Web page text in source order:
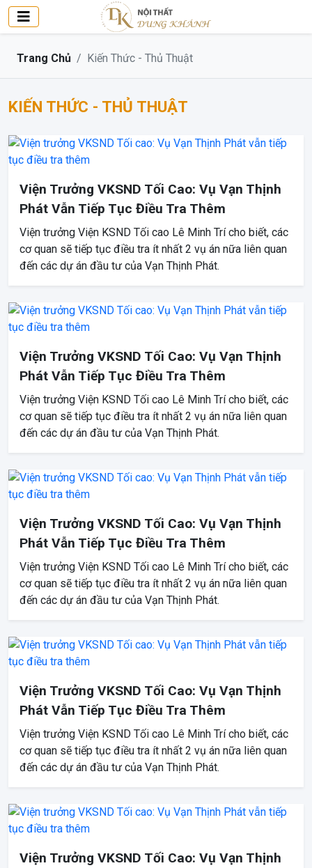
Trang Chủ Kiến Thức - Thủ Thuật
KIẾN THỨC - THỦ THUẬT
Viện Trưởng VKSND Tối Cao: Vụ Vạn Thịnh
Phát Vẫn Tiếp Tục Điều Tra Thêm
Viện trưởng Viện KSND Tối cao Lê Minh Trí cho biết, các
cơ quan sẽ tiếp tục điều tra ít nhất 2 vụ án nữa liên quan
đến các dự án đầu tư của Vạn Thịnh Phát.
Viện Trưởng VKSND Tối Cao: Vụ Vạn Thịnh
Phát Vẫn Tiếp Tục Điều Tra Thêm
Viện trưởng Viện KSND Tối cao Lê Minh Trí cho biết, các
cơ quan sẽ tiếp tục điều tra ít nhất 2 vụ án nữa liên quan
đến các dự án đầu tư của Vạn Thịnh Phát.
Viện Trưởng VKSND Tối Cao: Vụ Vạn Thịnh
Phát Vẫn Tiếp Tục Điều Tra Thêm
Viện trưởng Viện KSND Tối cao Lê Minh Trí cho biết, các
cơ quan sẽ tiếp tục điều tra ít nhất 2 vụ án nữa liên quan
đến các dự án đầu tư của Vạn Thịnh Phát.
Viện Trưởng VKSND Tối Cao: Vụ Vạn Thịnh
Phát Vẫn Tiếp Tục Điều Tra Thêm
Viện trưởng Viện KSND Tối cao Lê Minh Trí cho biết, các
cơ quan sẽ tiếp tục điều tra ít nhất 2 vụ án nữa liên quan
đến các dự án đầu tư của Vạn Thịnh Phát.
Viện Trưởng VKSND Tối Cao: Vụ Vạn Thịnh